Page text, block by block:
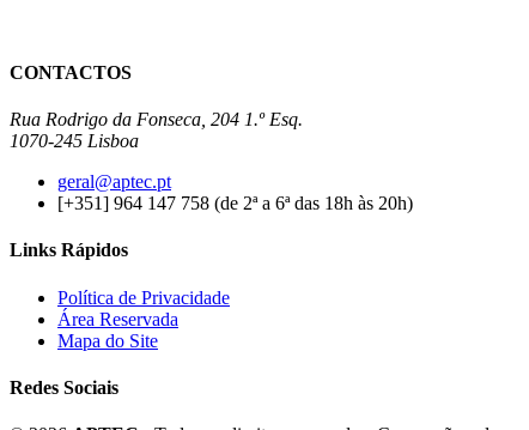
CONTACTOS
Rua Rodrigo da Fonseca, 204 1.º Esq.
1070-245 Lisboa
geral@aptec.pt
[+351] 964 147 758 (de 2ª a 6ª das 18h às 20h)
Links Rápidos
Política de Privacidade
Área Reservada
Mapa do Site
Redes Sociais